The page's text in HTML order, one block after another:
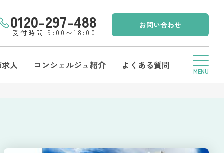
0120-297-488
受付時間 9:00〜18:00
お問い合わせ
人 コンシェルジュ紹介 よくある質問